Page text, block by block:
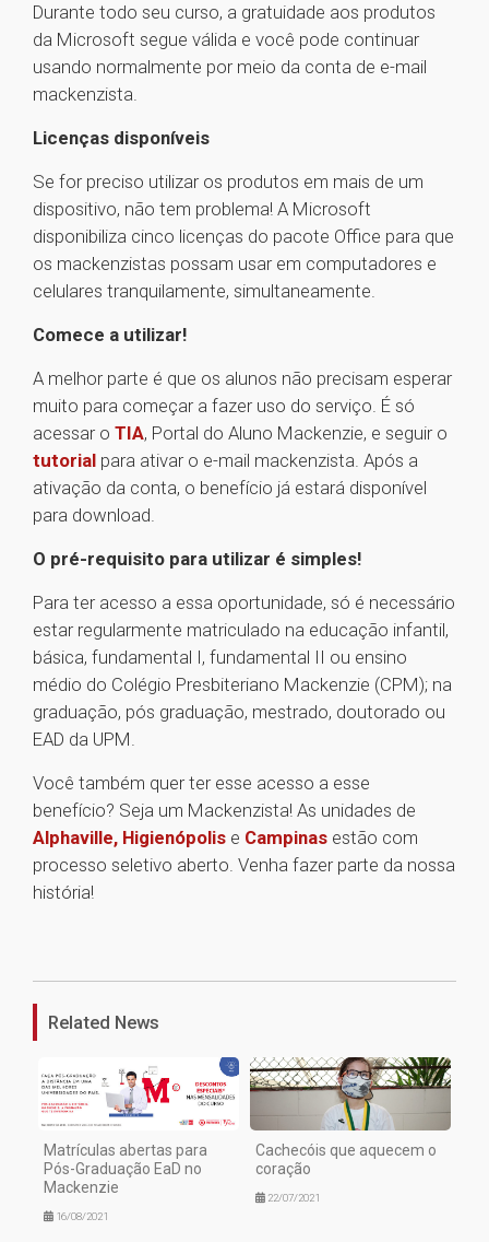
Durante todo seu curso, a gratuidade aos produtos
da Microsoft segue válida e você pode continuar
usando normalmente por meio da conta de e-mail
mackenzista.
Licenças disponíveis
Se for preciso utilizar os produtos em mais de um
dispositivo, não tem problema! A Microsoft
disponibiliza cinco licenças do pacote Office para que
os mackenzistas possam usar em computadores e
celulares tranquilamente, simultaneamente.
Comece a utilizar!
A melhor parte é que os alunos não precisam esperar
muito para começar a fazer uso do serviço. É só
acessar o TIA, Portal do Aluno Mackenzie, e seguir o
tutorial para ativar o e-mail mackenzista. Após a
ativação da conta, o benefício já estará disponível
para download.
O pré-requisito para utilizar é simples!
Para ter acesso a essa oportunidade, só é necessário
estar regularmente matriculado na educação infantil,
básica, fundamental I, fundamental II ou ensino
médio do Colégio Presbiteriano Mackenzie (CPM); na
graduação, pós graduação, mestrado, doutorado ou
EAD da UPM.
Você também quer ter esse acesso a esse
benefício? Seja um Mackenzista! As unidades de
Alphaville, Higienópolis e Campinas estão com
processo seletivo aberto. Venha fazer parte da nossa
história!
Related News
Matrículas abertas para
Pós-Graduação EaD no
Mackenzie
16/08/2021
Cachecóis que aquecem o
coração
22/07/2021